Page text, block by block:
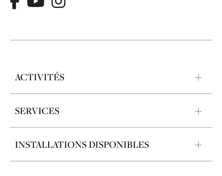
ACTIVITÉS
SERVICES
INSTALLATIONS DISPONIBLES